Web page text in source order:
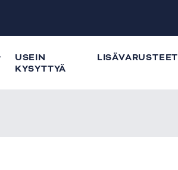
USEIN
KYSYTTYÄ
LISÄVARUSTEET